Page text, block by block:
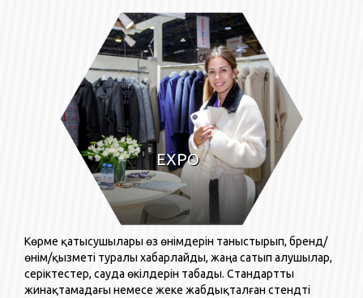
EXPO
Көрме қатысушылары өз өнімдерін таныстырып, бренд/
өнім/қызметі туралы хабарлайды, жаңа сатып алушылар,
серіктестер, сауда өкілдерін табады. Стандартты
жинақтамадағы немесе жеке жабдықталған стендті